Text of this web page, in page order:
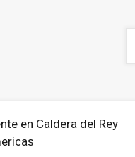
en Caldera del Rey